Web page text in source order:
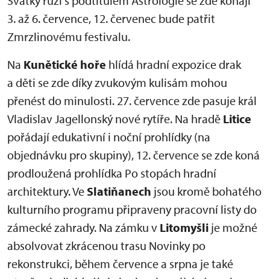
3. až 6. července, 12. červenec bude patřit
Zmrzlinovému festivalu.
Na Kunětické hoře hlídá hradní expozice drak
a děti se zde díky zvukovým kulisám mohou
přenést do minulosti. 27. července zde pasuje král
Vladislav Jagellonský nové rytíře. Na hradě Litice
pořádají edukativní i noční prohlídky (na
objednávku pro skupiny), 12. července se zde koná
prodloužená prohlídka Po stopách hradní
architektury. Ve Slatiňanech jsou kromě bohatého
kulturního programu připraveny pracovní listy do
zámecké zahrady. Na zámku v Litomyšli je možné
absolvovat zkrácenou trasu Novinky po
rekonstrukci, během července a srpna je také